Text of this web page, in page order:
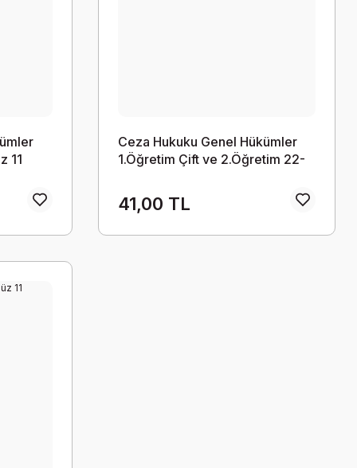
11
Ceza Hukuku Genel Hükümler
1.Öğretim Çift ve 2.Öğretim 22-
41,00 TL